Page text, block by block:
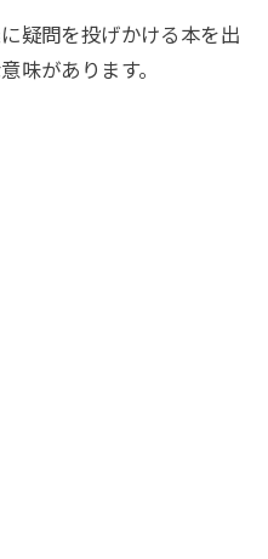
疑問を投げかける本を出
味があります。